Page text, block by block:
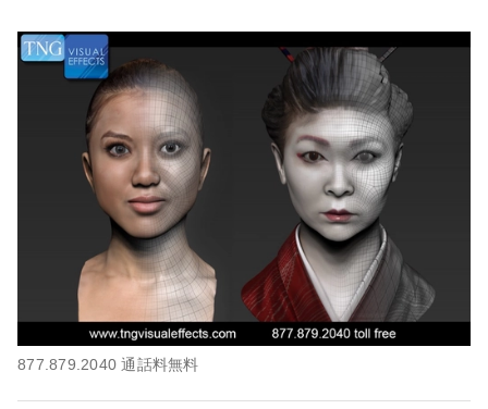
877.879.2040 通話料無料